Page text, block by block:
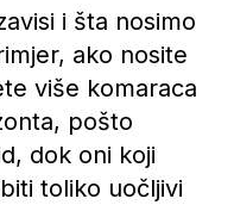
i šta nosimo
ako nosite
više komaraca
pošto
dok oni koji
toliko uočljivi